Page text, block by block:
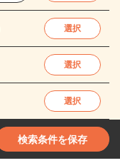
選択
選択
選択
検索条件を保存